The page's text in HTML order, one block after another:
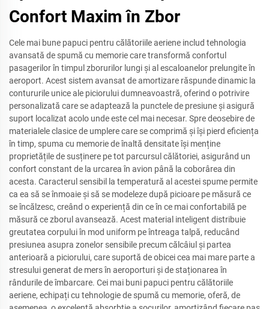
Confort Maxim în Zbor
Cele mai bune papuci pentru călătoriile aeriene includ tehnologia
avansată de spumă cu memorie care transformă confortul
pasagerilor în timpul zborurilor lungi și al escaloanelor prelungite în
aeroport. Acest sistem avansat de amortizare răspunde dinamic la
contururile unice ale piciorului dumneavoastră, oferind o potrivire
personalizată care se adaptează la punctele de presiune și asigură
suport localizat acolo unde este cel mai necesar. Spre deosebire de
materialele clasice de umplere care se comprimă și își pierd eficiența
în timp, spuma cu memorie de înaltă densitate își menține
proprietățile de susținere pe tot parcursul călătoriei, asigurând un
confort constant de la urcarea în avion până la coborârea din
acesta. Caracterul sensibil la temperatură al acestei spume permite
ca ea să se înmoaie și să se modeleze după picioare pe măsură ce
se încălzesc, creând o experiență din ce în ce mai confortabilă pe
măsură ce zborul avansează. Acest material inteligent distribuie
greutatea corpului în mod uniform pe întreaga talpă, reducând
presiunea asupra zonelor sensibile precum călcâiul și partea
anterioară a piciorului, care suportă de obicei cea mai mare parte a
stresului generat de mers în aeroporturi și de staționarea în
rândurile de îmbarcare. Cei mai buni papuci pentru călătoriile
aeriene, echipați cu tehnologie de spumă cu memorie, oferă, de